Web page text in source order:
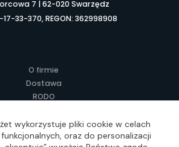
7 | 62-020 Swarzędz
17-33-370, REGON: 362998908
O firmie
Dostawa
RODO
Regulamin
Gadżety Reklamowe
wykorzystuje pliki cookie w celach
oraz do personalizacji